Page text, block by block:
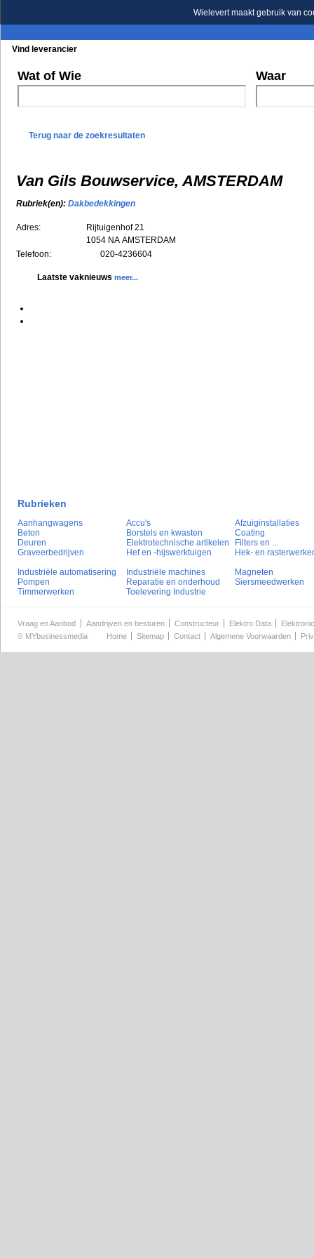
Wielevert maakt gebruik van
Vind leverancier
Wat of Wie Waar
Terug naar de zoekresultaten
Van Gils Bouwservice, AMSTERDAM
Rubriek(en): Dakbedekkingen
Adres:
Rijtuigenhof 21
1054 NA AMSTERDAM
Telefoon:
020-4236604
Laatste vaknieuws meer...
Rubrieken
Aanhangwagens Accu's
Afzuiginstallaties
Beton
Borstels en kwasten
Coating
Deuren
Elektrotechnische artikelen
Filters en ...
Graveerbedrijven
Hef en -hijswerktuigen
Hek- en
Industriële automatisering
Industriële machines
Magneten
Pompen
Reparatie en onderhoud
Siersmeedwerken
Timmerwerken
Toelevering Industrie
Vraag en Aanbod Aandrijven en besturen Constructeur Elektro Data
© MYbusinessmedia Home Sitemap Contact Algemene Voorwaarden